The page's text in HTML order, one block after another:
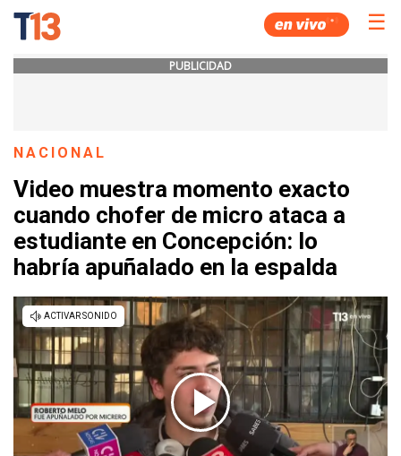
☰
PUBLICIDAD
NACIONAL
Video muestra momento exacto
cuando chofer de micro ataca a
estudiante en Concepción: lo
habría apuñalado en la espalda